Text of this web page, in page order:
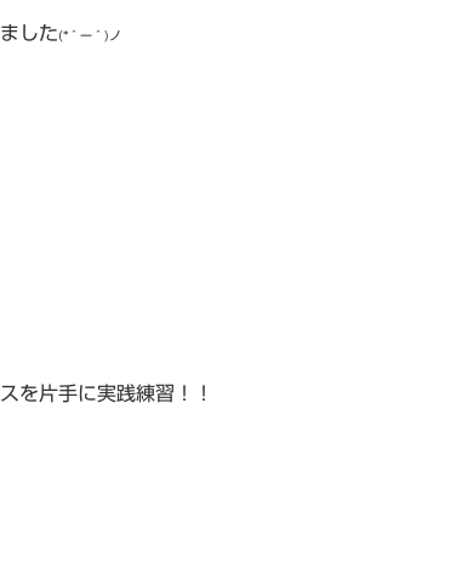
した (*＾ー＾)ノ
を片手に実践練習！！